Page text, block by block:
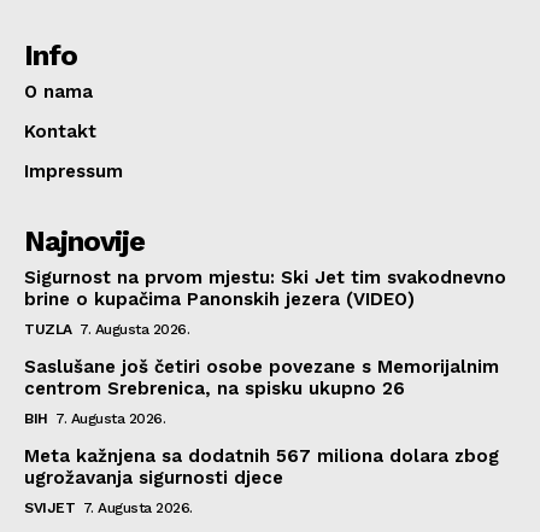
Info
O nama
Kontakt
Impressum
Najnovije
Sigurnost na prvom mjestu: Ski Jet tim svakodnevno
brine o kupačima Panonskih jezera (VIDEO)
TUZLA 7. Augusta 2026.
Saslušane još četiri osobe povezane s Memorijalnim
centrom Srebrenica, na spisku ukupno 26
BIH 7. Augusta 2026.
Meta kažnjena sa dodatnih 567 miliona dolara zbog
ugrožavanja sigurnosti djece
SVIJET 7. Augusta 2026.